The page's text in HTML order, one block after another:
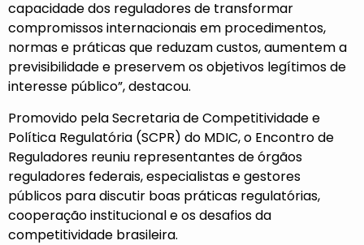
capacidade dos reguladores de transformar
compromissos internacionais em procedimentos,
normas e práticas que reduzam custos, aumentem a
previsibilidade e preservem os objetivos legítimos de
interesse público”, destacou.
Promovido pela Secretaria de Competitividade e
Política Regulatória (SCPR) do MDIC, o Encontro de
Reguladores reuniu representantes de órgãos
reguladores federais, especialistas e gestores
públicos para discutir boas práticas regulatórias,
cooperação institucional e os desafios da
competitividade brasileira.